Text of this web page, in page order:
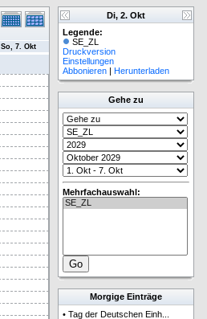
So, 7. Okt
Di, 2. Okt
Legende:
SE_ZL
Druckversion
Einstellungen
Abbonieren | Herunterladen
Gehe zu
Mehrfachauswahl:
Morgige Einträge
• Tag der Deutschen Einh...